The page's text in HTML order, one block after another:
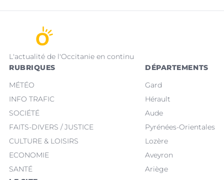
L'actualité de l'Occitanie en continu
RUBRIQUES
MÉTÉO
INFO TRAFIC
SOCIÉTÉ
FAITS-DIVERS / JUSTICE
CULTURE & LOISIRS
ECONOMIE
SANTÉ
DÉPARTEMENTS
Gard
Hérault
Aude
Pyrénées-Orientales
Lozère
Aveyron
Ariège